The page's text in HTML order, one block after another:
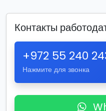
Контакты
+972 55 240
Нажмите для звонка